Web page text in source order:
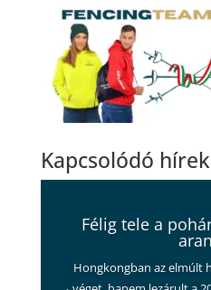
Kapcsolódó hírek
Félig tele a
Hongkongban az elmúlt